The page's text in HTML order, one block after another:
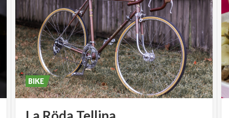
BIKE